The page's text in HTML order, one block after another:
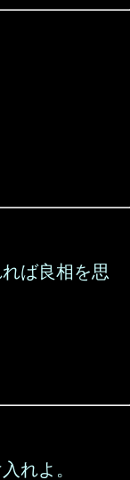
ば良相を思
れよ。